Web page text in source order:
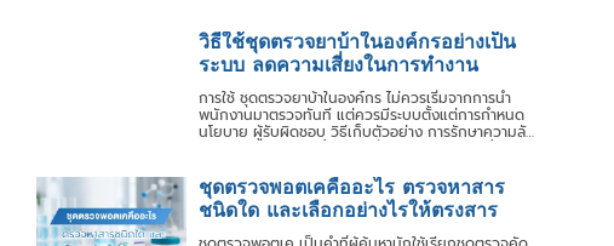
วิธีใช้ชุดตรวจยาบ้าในองค์กรอย่างเป็น
ระบบ ลดความเสี่ยงในการทำงาน
การใช้ ชุดตรวจยาบ้าในองค์กร ไม่ควรเริ่มจากการนำ
พนักงานมาตรวจทันที แต่ควรมีระบบตั้งแต่การกำหนด
นโยบาย ผู้รับผิดชอบ วิธีเก็บตัวอย่าง การรักษาความลับ
ชุดตรวจพอตเคคืออะไร ตรวจหาสาร
ชนิดใด และเลือกอย่างไรให้ตรงสาร